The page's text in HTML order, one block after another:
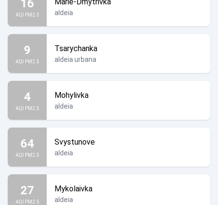
16
AQI PM2.5 aldeia
9
AQI PM2.5
Tsarychanka
aldeia urbana
4
AQI PM2.5
Mohylivka
aldeia
64
AQI PM2.5
Svystunove
aldeia
27
AQI PM2.5
Mykolaivka
aldeia